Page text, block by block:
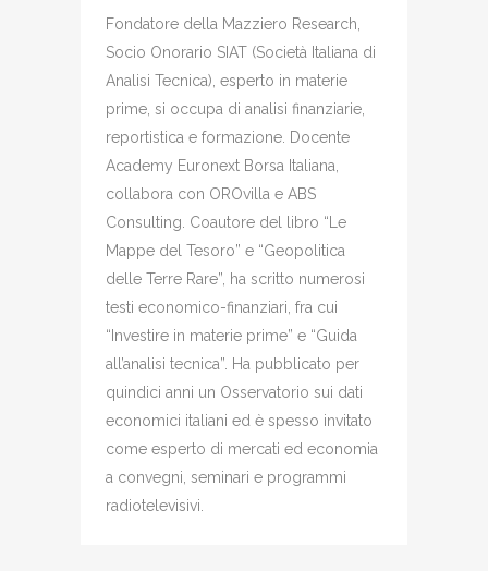
Fondatore della Mazziero Research,
Socio Onorario SIAT (Società Italiana di
Analisi Tecnica), esperto in materie
prime, si occupa di analisi finanziarie,
reportistica e formazione. Docente
Academy Euronext Borsa Italiana,
collabora con OROvilla e ABS
Consulting. Coautore del libro “Le
Mappe del Tesoro” e “Geopolitica
delle Terre Rare”, ha scritto numerosi
testi economico-finanziari, fra cui
“Investire in materie prime” e “Guida
all’analisi tecnica”. Ha pubblicato per
quindici anni un Osservatorio sui dati
economici italiani ed è spesso invitato
come esperto di mercati ed economia
a convegni, seminari e programmi
radiotelevisivi.